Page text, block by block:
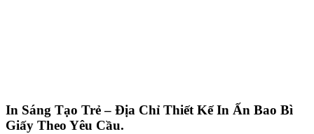
In Sáng Tạo Trẻ – Địa Chỉ Thiết Kế In Ấn Bao Bì
Giấy Theo Yêu Cầu.